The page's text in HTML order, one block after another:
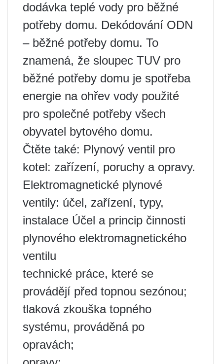
dodávka teplé vody pro běžné
potřeby domu. Dekódování ODN
– běžné potřeby domu. To
znamená, že sloupec TUV pro
běžné potřeby domu je spotřeba
energie na ohřev vody použité
pro společné potřeby všech
obyvatel bytového domu.
Čtěte také: Plynový ventil pro
kotel: zařízení, poruchy a opravy.
Elektromagnetické plynové
ventily: účel, zařízení, typy,
instalace Účel a princip činnosti
plynového elektromagnetického
ventilu
technické práce, které se
provádějí před topnou sezónou;
tlaková zkouška topného
systému, prováděná po
opravách;